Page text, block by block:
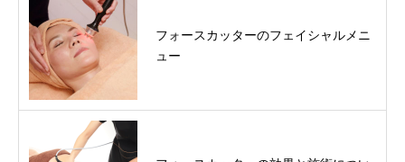
フォースカッターのフェイシャルメニ
ュー